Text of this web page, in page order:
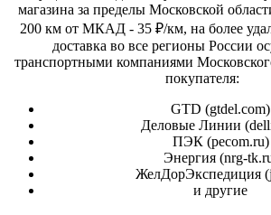
магазина за пределы Московской
200 км от МКАД - 35 ₽/км, на более
доставка во все регионы России
транспортными компаниями
покупателя:
GTD (gtdel.com)
Деловые Линии (
ПЭК (pecom.ru)
Энергия (nrg-
ЖелДорЭкспедиция (
и другие